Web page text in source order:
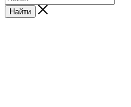
Найти